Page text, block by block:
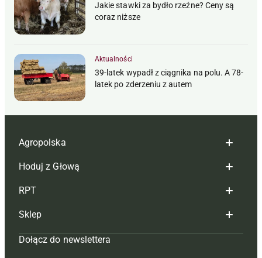
Jakie stawki za bydło rzeźne? Ceny są
coraz niższe
Aktualności
39-latek wypadł z ciągnika na polu. A 78-
latek po zderzeniu z autem
Agropolska
Redakcja
Reklama
Tagi
Mapa serwisu
Hoduj z Głową
Hoduj z głową bydło
Hoduj z głową świnie
Prenumerata
RPT
Redakcja
Prenumerata
Sklep
Czasopisma i prenumerata
Dołącz do newslettera